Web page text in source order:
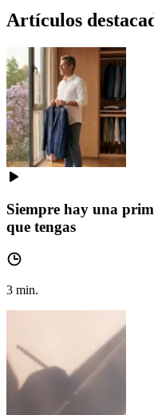
Artículos
Siempre hay una
que tengas
3 min.